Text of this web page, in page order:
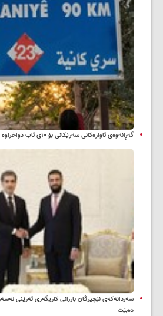
گەڕانەوەی ئاوارەکانی سەرێکانی بۆ ۱۰ی ئاب دواخراوە
سه‌ردانه‌کەی نێچیرڤان بارزانی كاریگه‌ری ئه‌رێنی
ده‌بێت